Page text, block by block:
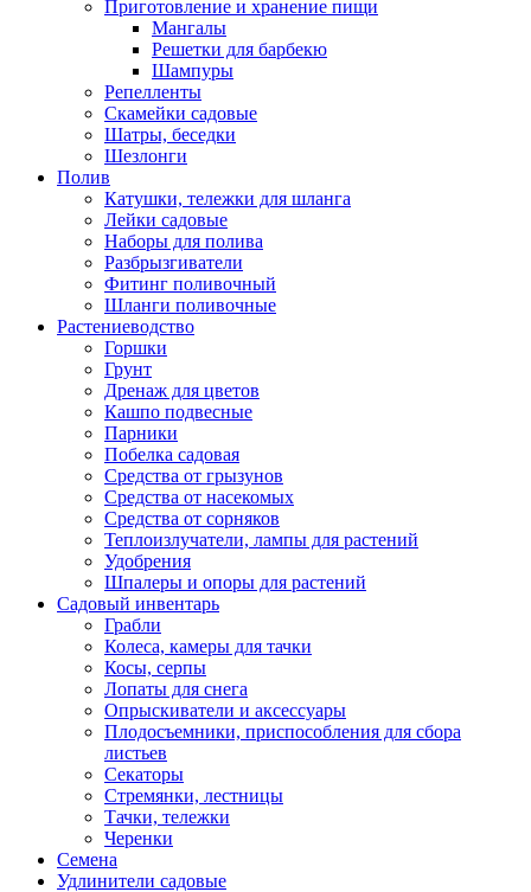
Приготовление и хранение пищи
Мангалы
Решетки для барбекю
Шампуры
Репелленты
Скамейки садовые
Шатры, беседки
Шезлонги
Полив
Катушки, тележки для шланга
Лейки садовые
Наборы для полива
Разбрызгиватели
Фитинг поливочный
Шланги поливочные
Растениеводство
Горшки
Грунт
Дренаж для цветов
Кашпо подвесные
Парники
Побелка садовая
Средства от грызунов
Средства от насекомых
Средства от сорняков
Теплоизлучатели, лампы для растений
Удобрения
Шпалеры и опоры для растений
Садовый инвентарь
Грабли
Колеса, камеры для тачки
Косы, серпы
Лопаты для снега
Опрыскиватели и аксессуары
Плодосъемники, приспособления для сбора
листьев
Секаторы
Стремянки, лестницы
Тачки, тележки
Черенки
Семена
Удлинители садовые